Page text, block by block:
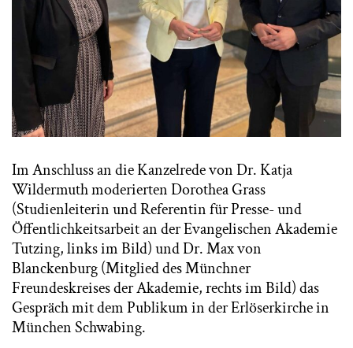
Im Anschluss an die Kanzelrede von Dr. Katja
Wildermuth moderierten Dorothea Grass
(Studienleiterin und Referentin für Presse- und
Öffentlichkeitsarbeit an der Evangelischen Akademie
Tutzing, links im Bild) und Dr. Max von
Blanckenburg (Mitglied des Münchner
Freundeskreises der Akademie, rechts im Bild) das
Gespräch mit dem Publikum in der Erlöserkirche in
München Schwabing.